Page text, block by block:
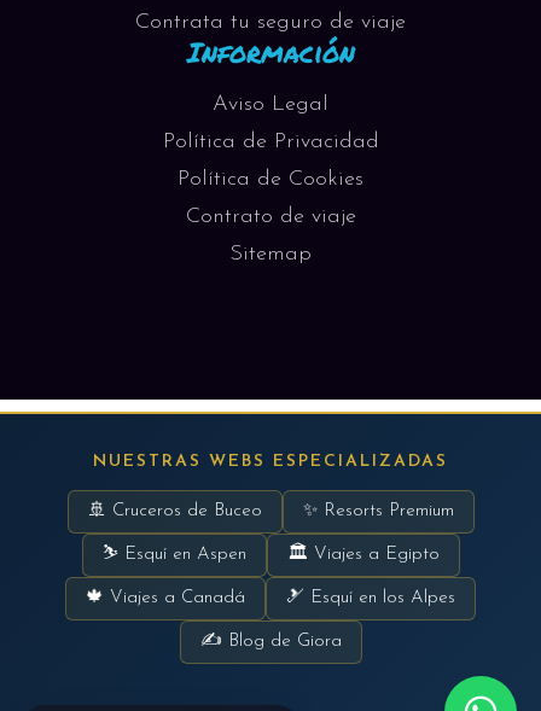
Contrata tu seguro de viaje
Información
Aviso Legal
Política de Privacidad
Política de Cookies
Contrato de viaje
Sitemap
NUESTRAS WEBS ESPECIALIZADAS
🚢 Cruceros de Buceo ✨ Resorts Premium
⛷ Esquí en Aspen 🏛 Viajes a Egipto
🍁 Viajes a Canadá 🎿 Esquí en los Alpes
✍ Blog de Giora